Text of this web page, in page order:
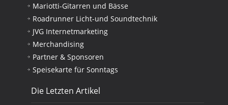
Mariotti-Gitarren und Bässe
Roadrunner Licht-und Soundtechnik
JVG Internetmarketing
Merchandising
Partner & Sponsoren
Speisekarte für Sonntags
Die Letzten Artikel